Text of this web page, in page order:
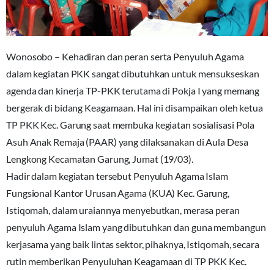
Wonosobo – Kehadiran dan peran serta Penyuluh Agama
dalam kegiatan PKK sangat dibutuhkan untuk mensukseskan
agenda dan kinerja TP-PKK terutama di Pokja I yang memang
bergerak di bidang Keagamaan. Hal ini disampaikan oleh ketua
TP PKK Kec. Garung saat membuka kegiatan sosialisasi Pola
Asuh Anak Remaja (PAAR) yang dilaksanakan di Aula Desa
Lengkong Kecamatan Garung, Jumat (19/03).
Hadir dalam kegiatan tersebut Penyuluh Agama Islam
Fungsional Kantor Urusan Agama (KUA) Kec. Garung,
Istiqomah, dalam uraiannya menyebutkan, merasa peran
penyuluh Agama Islam yang dibutuhkan dan guna membangun
kerjasama yang baik lintas sektor, pihaknya, Istiqomah, secara
rutin memberikan Penyuluhan Keagamaan di TP PKK Kec.